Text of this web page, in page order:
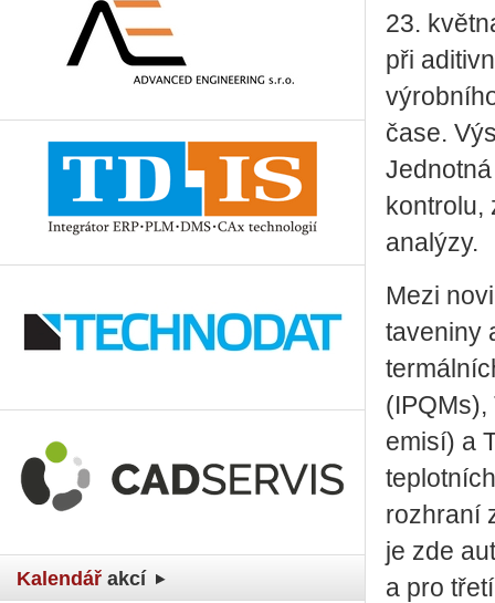
Kalendář akcí
23.
při
čase.
kontrolu,
analýzy.
Mezi
taveniny
emisí) a
rozhraní
je zde
a pro